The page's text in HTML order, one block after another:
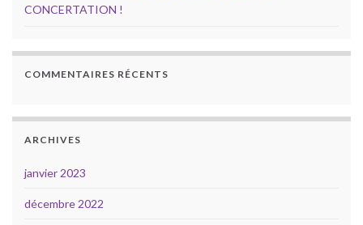
CONCERTATION !
COMMENTAIRES RÉCENTS
ARCHIVES
janvier 2023
décembre 2022